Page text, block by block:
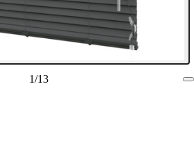
1/13